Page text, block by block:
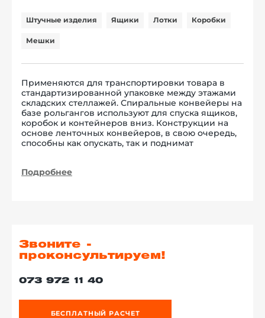
Штучные изделия Ящики Лотки Коробки
Мешки
Применяются для транспортировки товара в
стандартизированной упаковке между этажами
складских стеллажей. Спиральные конвейеры на
базе рольгангов используют для спуска ящиков,
коробок и контейнеров вниз. Конструкции на
основе ленточных конвейеров, в свою очередь,
способны как опускать, так и поднимат
Подробнее
Звоните -
проконсультируем!
073 972 11 40
БЕСПЛАТНЫЙ РАСЧЕТ